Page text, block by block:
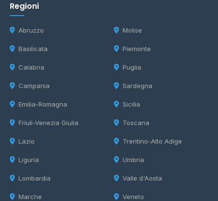
Regioni
Abruzzo
Basilicata
Calabria
Campania
Emilia-Romagna
Friuli-Venezia Giulia
Lazio
Liguria
Lombardia
Marche
Molise
Piemonte
Puglia
Sardegna
Sicilia
Toscana
Trentino-Alto Adige
Umbria
Valle d'Aosta
Veneto